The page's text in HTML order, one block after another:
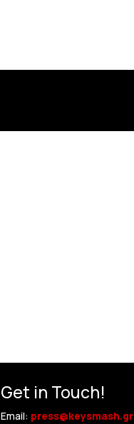
Get in Touch!
Email: press@keysmash.gr